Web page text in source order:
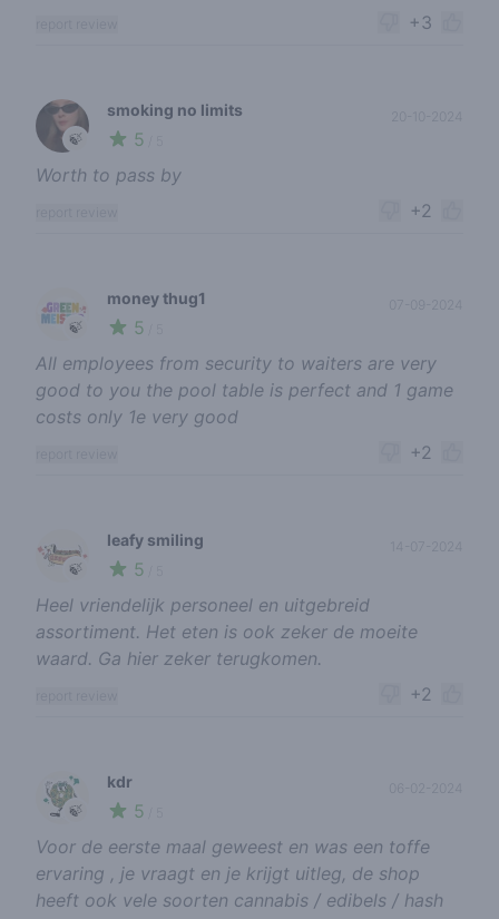
+3
🍃
smoking no limits
5
Worth to pass by
+2
🍃
money thug1
5
All employees from security to waiters are very
good to you the pool table is perfect and 1 game
costs only 1e very good
+2
🍃
leafy smiling
5
Heel vriendelijk personeel en uitgebreid
assortiment. Het eten is ook zeker de moeite
waard. Ga hier zeker terugkomen.
+2
🍃
kdr
5
Voor de eerste maal geweest en was een toffe
ervaring , je vraagt en je krijgt uitleg, de shop
heeft ook vele soorten cannabis / edibels / hash